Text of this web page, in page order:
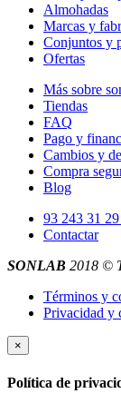
Almohadas
Marcas y
Conjuntos y
Ofertas
Más sobre
Tiendas
FAQ
Pago y
Cambios y
Compra
Blog
93 243 31
Contactar
SONLAB 2018 ©
Términos y
Privacidad y
×
Política de